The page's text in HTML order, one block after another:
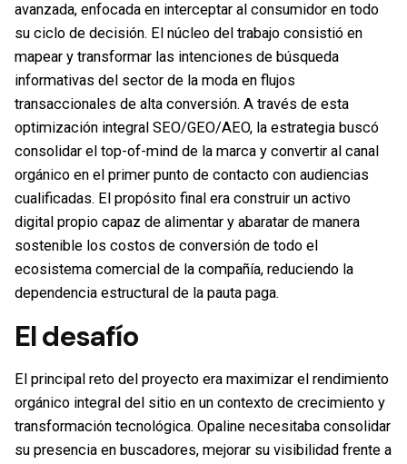
avanzada, enfocada en interceptar al consumidor en todo
su ciclo de decisión. El núcleo del trabajo consistió en
mapear y transformar las intenciones de búsqueda
informativas del sector de la moda en flujos
transaccionales de alta conversión. A través de esta
optimización integral SEO/GEO/AEO, la estrategia buscó
consolidar el top-of-mind de la marca y convertir al canal
orgánico en el primer punto de contacto con audiencias
cualificadas. El propósito final era construir un activo
digital propio capaz de alimentar y abaratar de manera
sostenible los costos de conversión de todo el
ecosistema comercial de la compañía, reduciendo la
dependencia estructural de la pauta paga.
El desafío
El principal reto del proyecto era maximizar el rendimiento
orgánico integral del sitio en un contexto de crecimiento y
transformación tecnológica. Opaline necesitaba consolidar
su presencia en buscadores, mejorar su visibilidad frente a